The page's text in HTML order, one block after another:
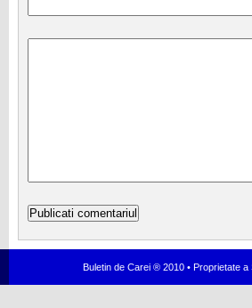
Buletin de Carei ® 2010 • Proprietate